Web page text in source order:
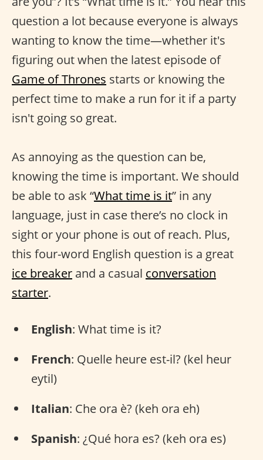
question a lot because everyone is always
wanting to know the time—whether it's
figuring out when the latest episode of
Game of Thrones starts or knowing the
perfect time to make a run for it if a party
isn't going so great.
As annoying as the question can be,
knowing the time is important. We should
be able to ask “What time is it” in any
language, just in case there’s no clock in
sight or your phone is out of reach. Plus,
this four-word English question is a great
ice breaker and a casual conversation
starter.
English: What time is it?
French: Quelle heure est-il? (kel heur
eytil)
Italian: Che ora è? (keh ora eh)
Spanish: ¿Qué hora es? (keh ora es)